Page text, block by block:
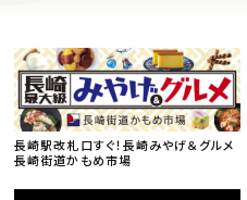
長崎駅改札口すぐ！長崎みやげ＆グルメ
長崎街道かもめ市場